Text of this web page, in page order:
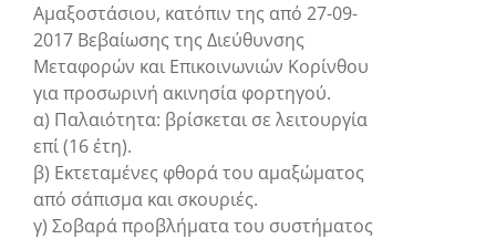
Αμαξοστάσιου, κατόπιν της από 27-09-
2017 Βεβαίωσης της Διεύθυνσης
Μεταφορών και Επικοινωνιών Κορίνθου
για προσωρινή ακινησία φορτηγού.
α) Παλαιότητα: βρίσκεται σε λειτουργία
επί (16 έτη).
β) Εκτεταμένες φθορά του αμαξώματος
από σάπισμα και σκουριές.
γ) Σοβαρά προβλήματα του συστήματος